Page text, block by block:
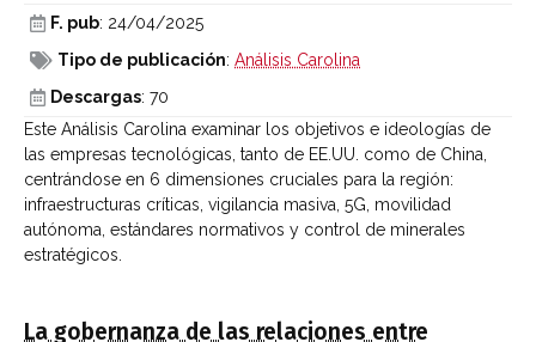
F. pub: 24/04/2025
Tipo de publicación: Análisis Carolina
Descargas: 70
Este Análisis Carolina examinar los objetivos e ideologías de
las empresas tecnológicas, tanto de EE.UU. como de China,
centrándose en 6 dimensiones cruciales para la región:
infraestructuras críticas, vigilancia masiva, 5G, movilidad
autónoma, estándares normativos y control de minerales
estratégicos.
La gobernanza de las relaciones entre